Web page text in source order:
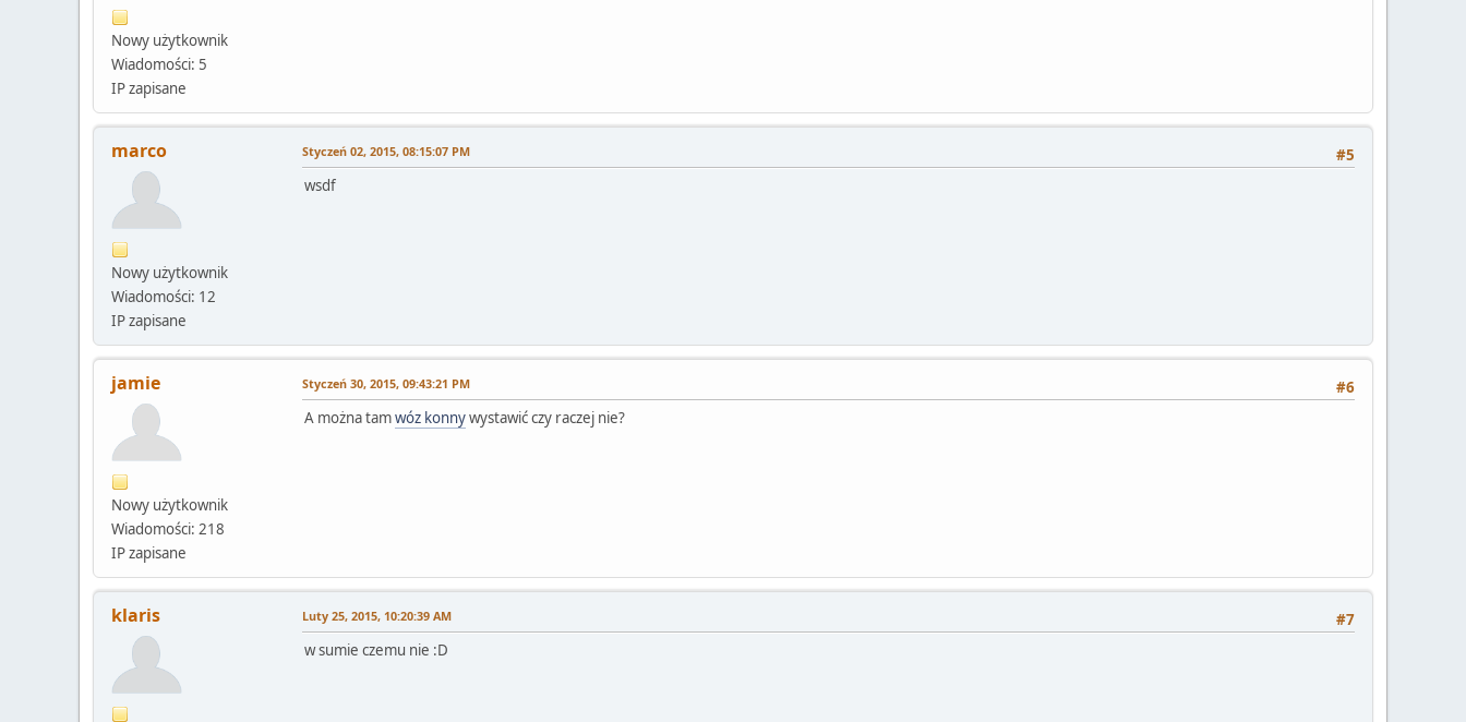
Nowy użytkownik
Wiadomości: 5
IP zapisane
marco
Nowy użytkownik
Wiadomości: 12
IP zapisane
#5
Styczeń 02, 2015, 08:15:07 PM
wsdf
jamie
Nowy użytkownik
Wiadomości: 218
IP zapisane
#6
Styczeń 30, 2015, 09:43:21 PM
A można tamwóz konnywystawić czy raczej nie?
klaris #7
Luty 25, 2015, 10:20:39 AM
w sumie czemu nie :D